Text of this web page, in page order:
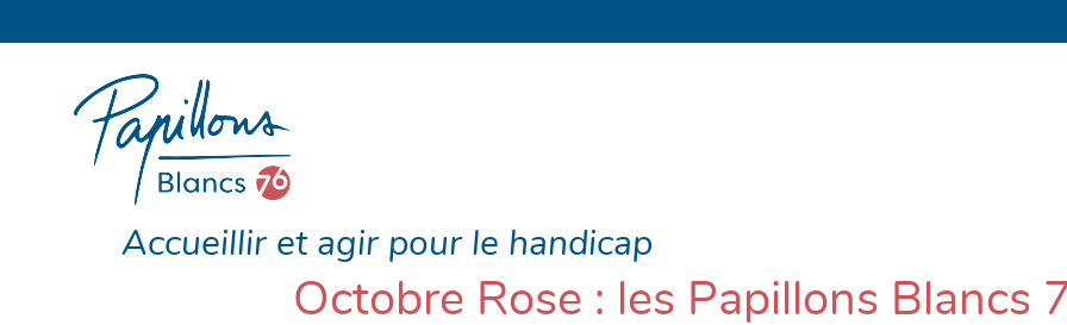
Accueillir et agir pour le handicap
Octobre Rose : les Papillons Blancs